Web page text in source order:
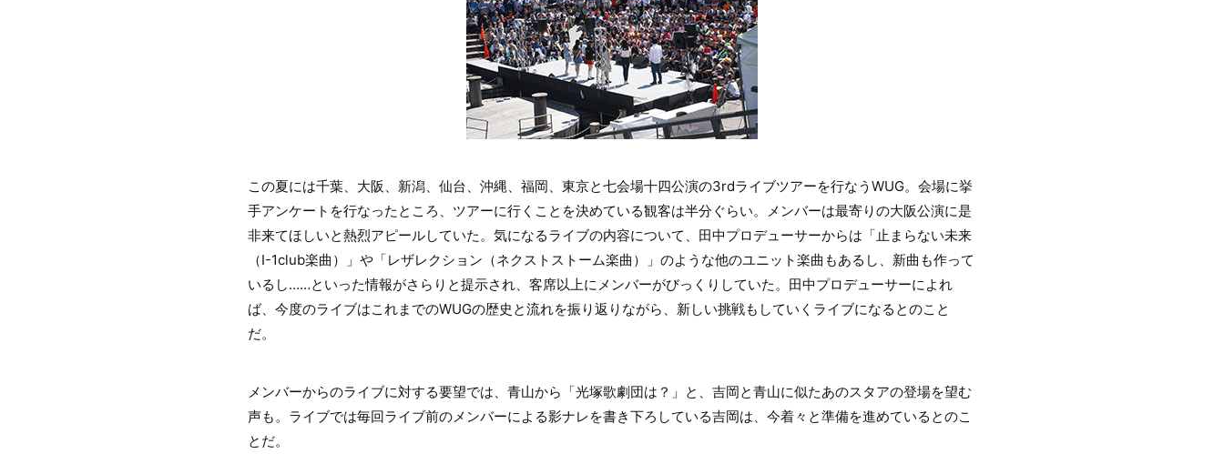
この夏には千葉、大阪、新潟、仙台、沖縄、福岡、東京と七会場十四公演の3rdライブツアーを行なうWUG。会場に挙
手アンケートを行なったところ、ツアーに行くことを決めている観客は半分ぐらい。メンバーは最寄りの大阪公演に是
非来てほしいと熱烈アピールしていた。気になるライブの内容について、田中プロデューサーからは「止まらない未来
（I-1club楽曲）」や「レザレクション（ネクストストーム楽曲）」のような他のユニット楽曲もあるし、新曲も作って
いるし……といった情報がさらりと提示され、客席以上にメンバーがびっくりしていた。田中プロデューサーによれ
ば、今度のライブはこれまでのWUGの歴史と流れを振り返りながら、新しい挑戦もしていくライブになるとのこと
だ。
メンバーからのライブに対する要望では、青山から「光塚歌劇団は？」と、吉岡と青山に似たあのスタアの登場を望む
声も。ライブでは毎回ライブ前のメンバーによる影ナレを書き下ろしている吉岡は、今着々と準備を進めているとのこ
とだ。